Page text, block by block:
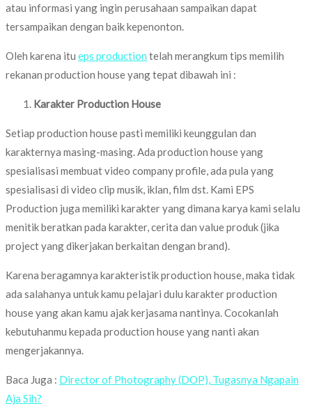
atau informasi yang ingin perusahaan sampaikan dapat
tersampaikan dengan baik kepenonton.
Oleh karena itu eps production telah merangkum tips memilih
rekanan production house yang tepat dibawah ini :
Karakter Production House
Setiap production house pasti memiliki keunggulan dan
karakternya masing-masing. Ada production house yang
spesialisasi membuat video company profile, ada pula yang
spesialisasi di video clip musik, iklan, film dst. Kami EPS
Production juga memiliki karakter yang dimana karya kami selalu
menitik beratkan pada karakter, cerita dan value produk (jika
project yang dikerjakan berkaitan dengan brand).
Karena beragamnya karakteristik production house, maka tidak
ada salahanya untuk kamu pelajari dulu karakter production
house yang akan kamu ajak kerjasama nantinya. Cocokanlah
kebutuhanmu kepada production house yang nanti akan
mengerjakannya.
Baca Juga : Director of Photography (DOP), Tugasnya Ngapain
Aja Sih?